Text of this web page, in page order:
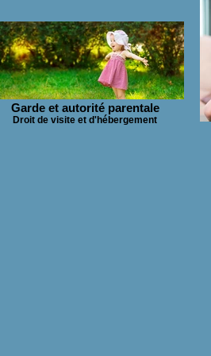
Garde et autorité parentale
Droit de visite et d'hébergement